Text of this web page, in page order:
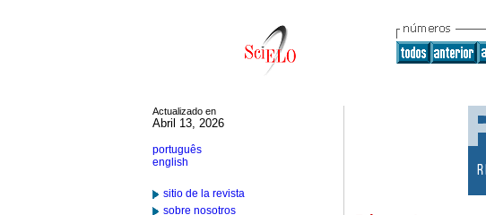
Actualizado en
Abril 13, 2026
português
english
sitio de la revista
sobre nosotros